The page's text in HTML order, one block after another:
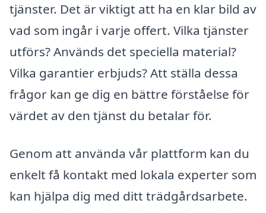
tjänster. Det är viktigt att ha en klar bild av
vad som ingår i varje offert. Vilka tjänster
utförs? Används det speciella material?
Vilka garantier erbjuds? Att ställa dessa
frågor kan ge dig en bättre förståelse för
värdet av den tjänst du betalar för.
Genom att använda vår plattform kan du
enkelt få kontakt med lokala experter som
kan hjälpa dig med ditt trädgårdsarbete.